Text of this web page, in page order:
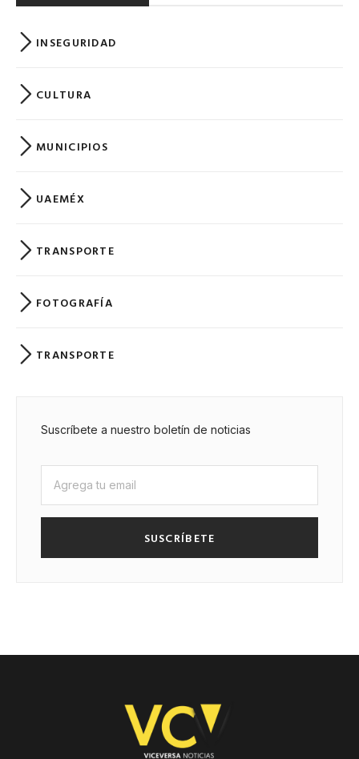
INSEGURIDAD
CULTURA
MUNICIPIOS
UAEMÉX
TRANSPORTE
FOTOGRAFÍA
TRANSPORTE
Suscríbete a nuestro boletín de noticias
SUSCRÍBETE